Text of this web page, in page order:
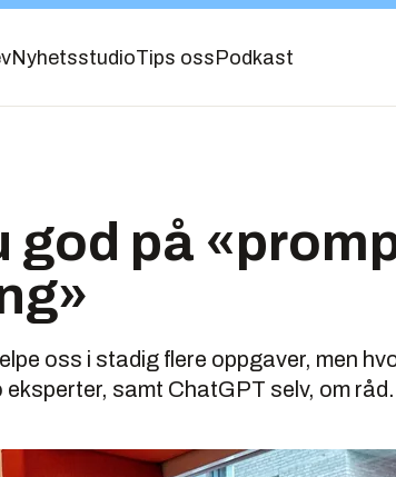
NyhetsstudioTips oss Podkast
god på
oss i stadig flere oppgaver, men
samt ChatGPT selv, om råd.